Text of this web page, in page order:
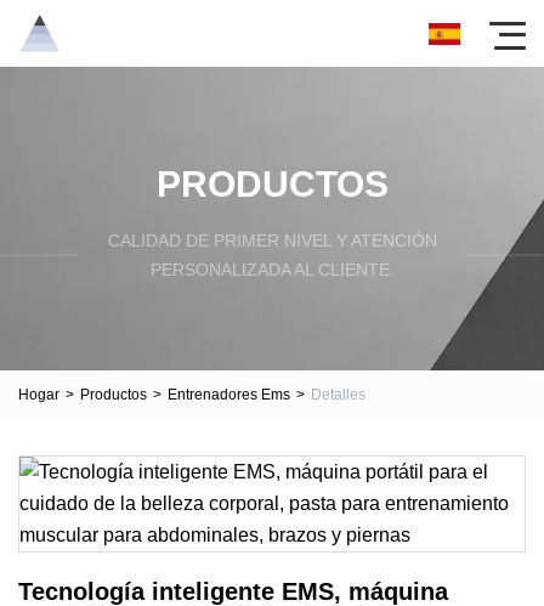
PRODUCTOS
CALIDAD DE PRIMER NIVEL Y ATENCIÓN
PERSONALIZADA AL CLIENTE.
Hogar > Productos > Entrenadores Ems > Detalles
Tecnología inteligente EMS, máquina